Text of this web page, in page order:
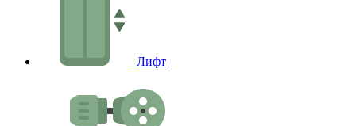
Лифт